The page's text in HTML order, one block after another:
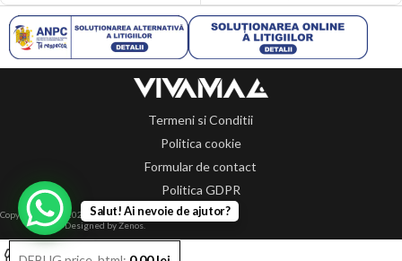
Termeni si Conditii
Politica cookie
Formular de contact
Politica GDPR
Copyright 2014-2024 © Toate drepturile rezervate.
Designed by Zenos.
Salut! Ai nevoie de ajutor?